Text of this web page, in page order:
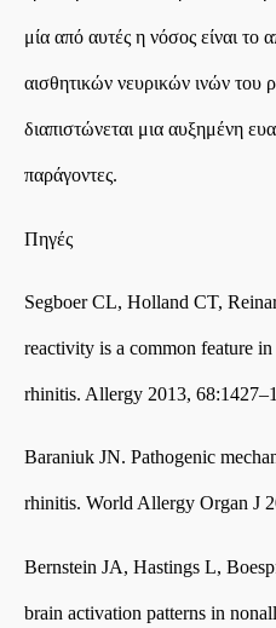
μία από αυτές η νόσος είναι το
αισθητικών νευρικών ινών του
διαπιστώνεται μια αυξημένη
παράγοντες.
Πηγές
Segboer CL, Holland CT,
reactivity is a common feature
rhinitis. Allergy 2013,
Baraniuk JN. Pathogenic
rhinitis. World Allergy Organ J
Bernstein JA, Hastings L,
brain activation patterns in